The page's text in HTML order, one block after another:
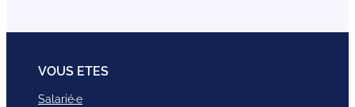
VOUS ETES
Salarié·e